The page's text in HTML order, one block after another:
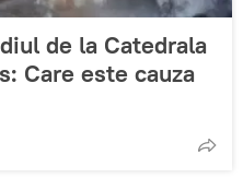
de la Catedrala
Care este cauza